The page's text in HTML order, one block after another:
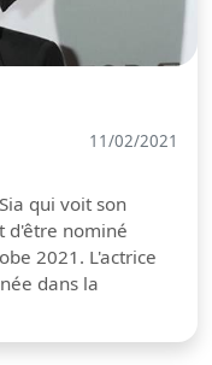
11/02/2021
qui voit son
d'être nominé
2021. L'actrice
dans la